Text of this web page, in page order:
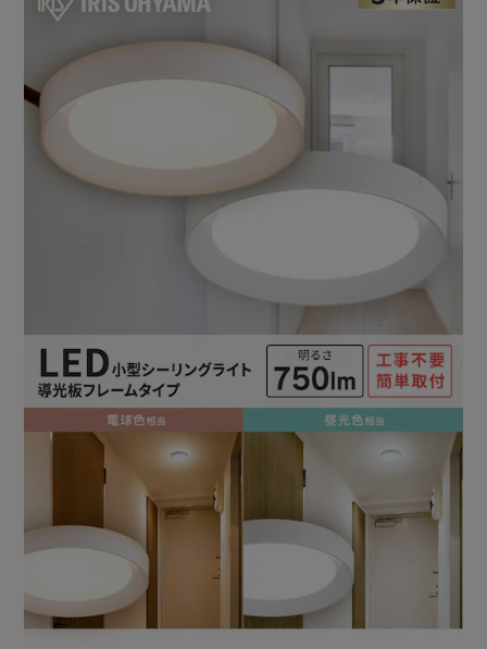
LED小型シーリングライトの寿命は約40000時間（※1）
で、約10年間交換不要（※2）。
白熱灯に比べ、交換にかかる費用と手間が大幅に省けます。
（※1：寿命は光束が70％まで低下するまでの時間です。表
示は設計寿命であり、製品の寿命を保証するものではありま
せん。※2：1日10時間、365日使用した場合。）